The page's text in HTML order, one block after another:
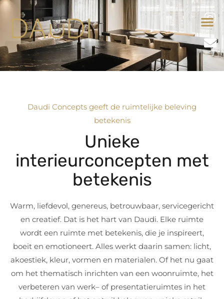
Daudi Concepts geeft de ruimtelijke beleving
betekenis
Unieke
interieurconcepten met
betekenis
Warm, liefdevol, genereus, betrouwbaar, servicegericht
en creatief. Dat is het hart van Daudi. Elke ruimte
wordt een ruimte met betekenis, die je inspireert,
boeit en emotioneert. Alles werkt daarin samen: licht,
akoestiek, kleur, vormen en materialen. Of het nu gaat
om het thematisch inrichten van een woonruimte, het
verbeteren van werk– of presentatieruimtes in het